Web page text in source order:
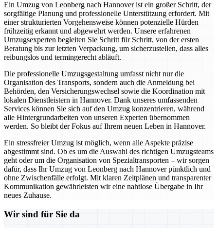
Ein Umzug von Leonberg nach Hannover ist ein großer Schritt, der
sorgfältige Planung und professionelle Unterstützung erfordert. Mit
einer strukturierten Vorgehensweise können potenzielle Hürden
frühzeitig erkannt und abgewehrt werden. Unsere erfahrenen
Umzugsexperten begleiten Sie Schritt für Schritt, von der ersten
Beratung bis zur letzten Verpackung, um sicherzustellen, dass alles
reibungslos und termingerecht abläuft.
Die professionelle Umzugsgestaltung umfasst nicht nur die
Organisation des Transports, sondern auch die Anmeldung bei
Behörden, den Versicherungswechsel sowie die Koordination mit
lokalen Dienstleistern in Hannover. Dank unseres umfassenden
Services können Sie sich auf den Umzug konzentrieren, während
alle Hintergrundarbeiten von unseren Experten übernommen
werden. So bleibt der Fokus auf Ihrem neuen Leben in Hannover.
Ein stressfreier Umzug ist möglich, wenn alle Aspekte präzise
abgestimmt sind. Ob es um die Auswahl des richtigen Umzugsteams
geht oder um die Organisation von Spezialtransporten – wir sorgen
dafür, dass Ihr Umzug von Leonberg nach Hannover pünktlich und
ohne Zwischenfälle erfolgt. Mit klaren Zeitplänen und transparenter
Kommunikation gewährleisten wir eine nahtlose Übergabe in Ihr
neues Zuhause.
Wir sind für Sie da